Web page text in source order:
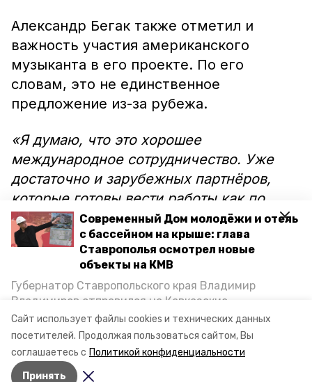
Сайт использует файлы cookies и технических данных
посетителей. Продолжая пользоваться сайтом, Вы
соглашаетесь с Политикой конфиденциальности
Принять
Современный Дом молодёжи и отель
с бассейном на крыше: глава
Ставрополья осмотрел новые
объекты на КМВ
Губернатор Ставропольского края Владимир
Владимиров отправился на Кавказские
Минеральные Воды, чтобы проинспектировать
строительство объектов в Кисловодске и
Минводах, а также выслушать предложения о
постройке новых точек притяжения для местных
жителей. Подробнее — в материале «Победы26».
Александр Бегак также отметил и
важность участия американского
музыканта в его проекте. По его
словам, это не единственное
предложение из-за рубежа.
«Я думаю, что это хорошее
международное сотрудничество. Уже
достаточно и зарубежных партнёров,
которые готовы вести работы как по
реализации серийного выпуска
бегалётов, так и в рамках развития
космических историй. На этом этапе
конкретно пока не могу ничего сказать,
но предложения действительно
поступали о плотном сотрудничестве»,
— рассказал пятигорчанин.
Авторы: Елизавета Крыпаева